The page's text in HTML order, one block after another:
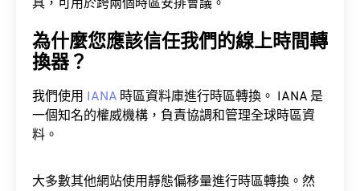
具，可用於跨兩個時區安排會議。
為什麼您應該信任我們的線上時間轉
換器？
我們使用 IANA 時區資料庫進行時區轉換。 IANA 是
一個知名的權威機構，負責協調和管理全球時區資
料。
大多數其他網站使用靜態偏移量進行時區轉換。然